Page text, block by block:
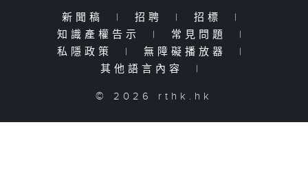
新聞稿 | 招聘 | 招標
|
知識產權告示
| 常見問題
|
私隱政策
| 無障礙播放器
|
其他語言內容
|
© 2026 rthk.hk